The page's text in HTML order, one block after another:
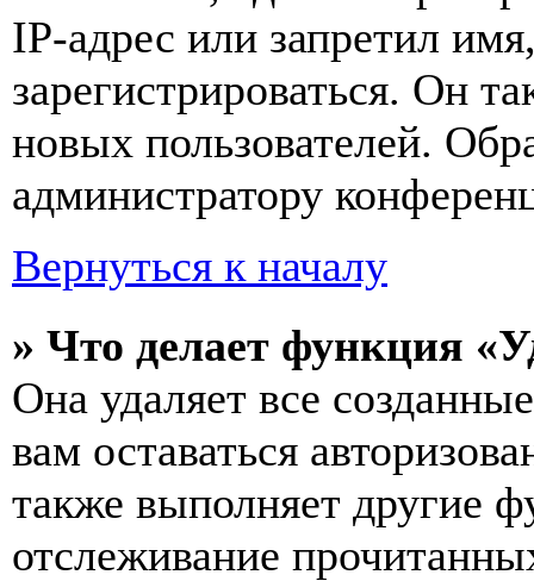
IP-адрес или запретил
зарегистрироваться. Он
новых пользователей.
администратору
Вернуться к началу
» Что делает функция
Она удаляет все
вам оставаться
также выполняет другие
отслеживание